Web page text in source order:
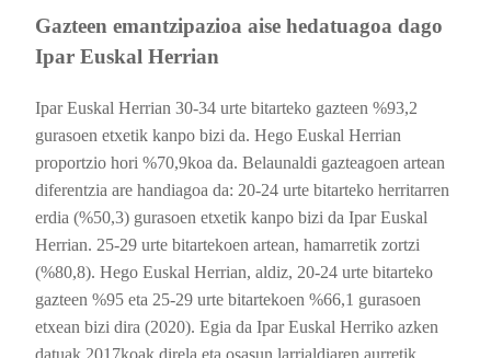
Gazteen emantzipazioa aise hedatuagoa dago
Ipar Euskal Herrian
Ipar Euskal Herrian 30-34 urte bitarteko gazteen %93,2
gurasoen etxetik kanpo bizi da. Hego Euskal Herrian
proportzio hori %70,9koa da. Belaunaldi gazteagoen artean
diferentzia are handiagoa da: 20-24 urte bitarteko herritarren
erdia (%50,3) gurasoen etxetik kanpo bizi da Ipar Euskal
Herrian. 25-29 urte bitartekoen artean, hamarretik zortzi
(%80,8). Hego Euskal Herrian, aldiz, 20-24 urte bitarteko
gazteen %95 eta 25-29 urte bitartekoen %66,1 gurasoen
etxean bizi dira (2020). Egia da Ipar Euskal Herriko azken
datuak 2017koak direla eta osasun larrialdiaren aurretik